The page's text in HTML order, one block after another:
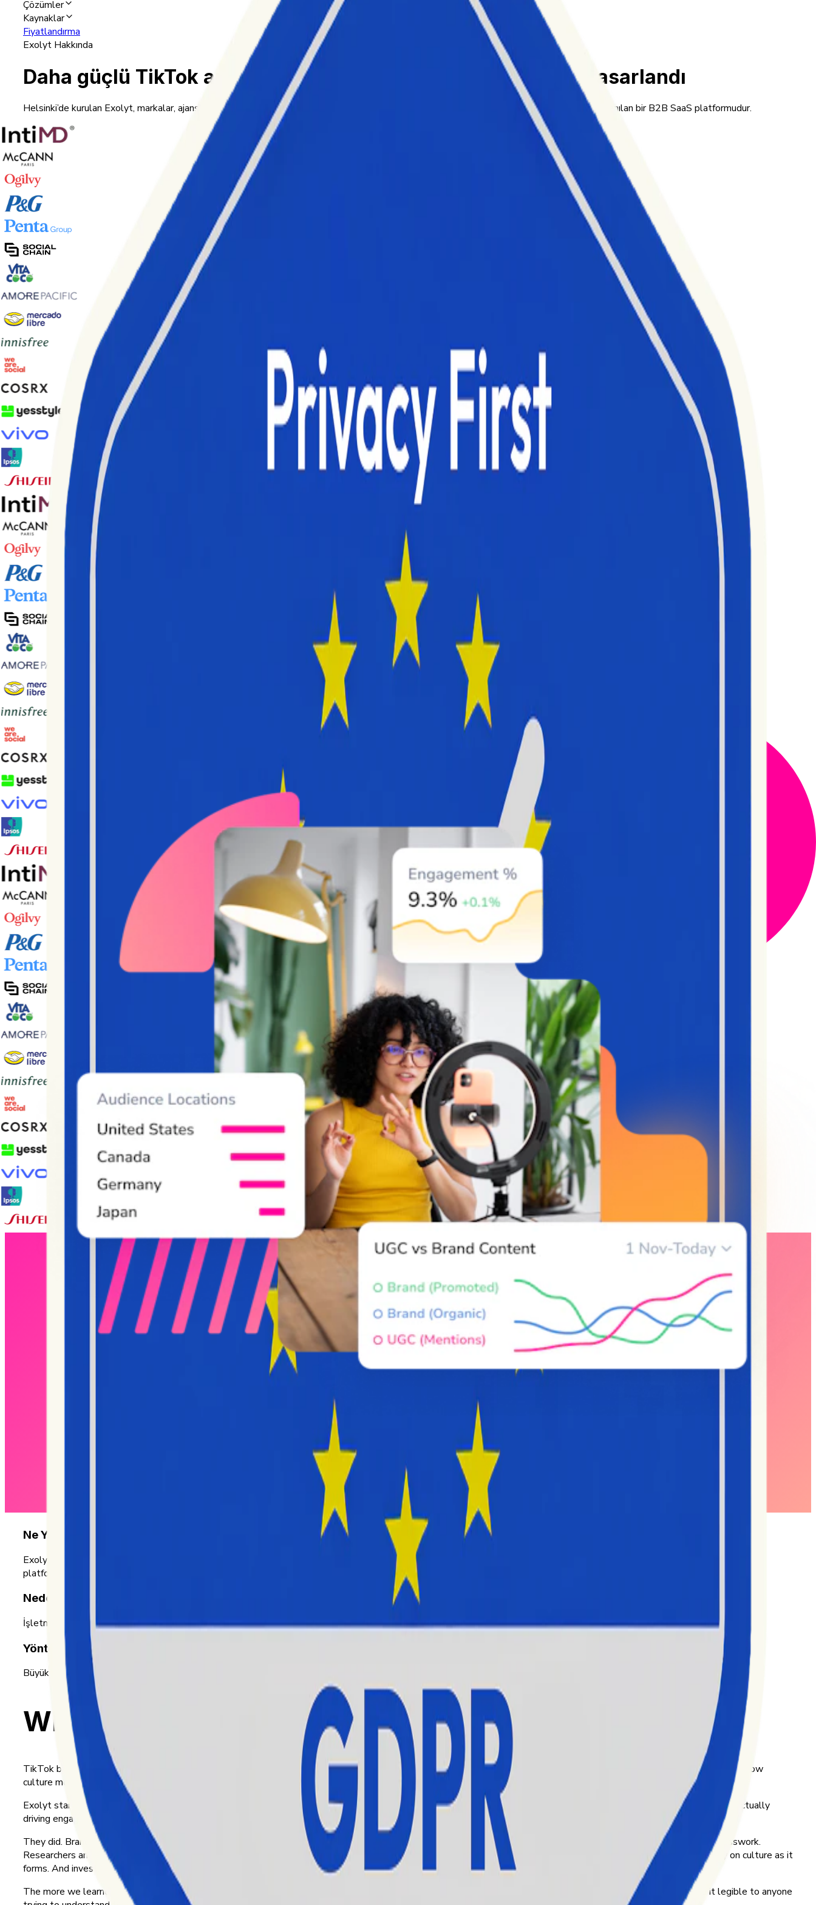
Çözümler
Kaynaklar
Fiyatlandırma
Exolyt Hakkında
Daha güçlü TikTok analitiği ve sosyal medya istihbaratı için tasarlandı
Helsinki’de kurulan Exolyt, markalar, ajanslar ve araştırmacılar tarafından dünya çapında TikTok performansını ve trendlerini anlamak için kullanılan bir B2B SaaS platformudur.
Ne Yapıyoruz
Exolyt, işletmelerin aksiyona dönüştürülebilir içgörülerle performansı, hedef kitleleri ve trendleri anlamasına yardımcı olan bir TikTok analitiği ve sosyal medya istihbaratı
platformudur.
Nedenimiz
İşletmelerin, takip etmesi, analiz etmesi ve aksiyona dönüştürmesi zor olan hızla değişen sosyal medya ekosistemini anlamasına yardımcı oluyoruz
Yöntemimiz
Büyük hacimli ve dağınık sosyal verileri herkesin erişebileceği, sade ve aksiyona dönüştürülebilir içgörülere dönüştürerek şirketlerin kaçırdığı fırsatları görünür kılıyoruz.
Why we built Exolyt
TikTok became one of the most influential platforms in the world faster than the tools to understand it could keep up. By 2020, short-form video was already reshaping how
culture moves — and we wanted to know why.
Exolyt started in Helsinki that year. Four of us were working at an innovation consultancy, curious about TikTok and frustrated that no platform could explain what was actually
driving engagement on it. So we built one for ourselves. Then we put it in front of other people to see if they wanted it too.
They did. Brands, to learn what their customers actually care about and how their products move on TikTok. Agencies, to bring their clients real insight instead of guesswork.
Researchers and NGOs, to study how narratives spread — including disinformation campaigns most platforms make hard to see. Academics, to do digital ethnography on culture as it
forms. And investment funds, reading short-form video as a leading indicator of where consumer behavior is heading next.
The more we learned, the more we wanted to share — and the clearer the mission got: democratize the chaotic, fast-moving data of short-form video, and make it legible to anyone